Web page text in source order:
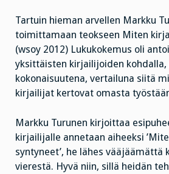
Tartuin hieman arvellen Markku
toimittamaan teokseen Miten
(wsoy 2012) Lukukokemus oli
yksittäisten kirjailijoiden
kokonaisuutena, vertailuna siitä
kirjailijat kertovat omasta
Markku Turunen kirjoittaa
kirjailijalle annetaan aiheeksi
syntyneet’, he lähes
vierestä. Hyvä niin, sillä heidän